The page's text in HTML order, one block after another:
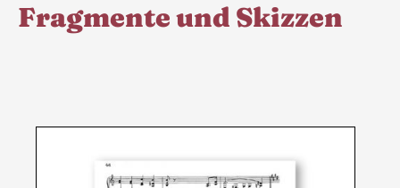
Fragmente und Skizzen